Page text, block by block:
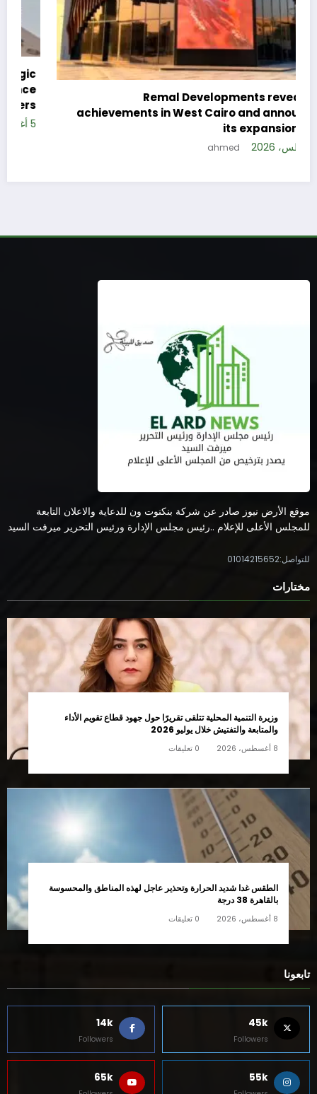
Remal Developments reveals its
achievements in West Cairo and announces
its expansion plan
5 أغسطس، 2026
موقع الأرض نيوز صادر عن شركة بنكنوت ون للدعاية والاعلان التابعة
للمجلس الأعلى للإعلام ..رئيس مجلس الإدارة ورئيس التحرير ميرفت السيد
للتواصل:01014215652
مختارات
وزيرة التنمية المحلية تتلقى تقريرًا حول جهود قطاع تقويم الأداء
والمتابعة والتفتيش خلال يوليو 2026
8 أغسطس، 2026 0 تعليقات
الطقس غدا شديد الحرارة وتحذير عاجل لهذه المناطق والمحسوسة
بالقاهرة 38 درجة
8 أغسطس، 2026 0 تعليقات
تابعونا
45k
Followers
14k
Followers
55k
65k